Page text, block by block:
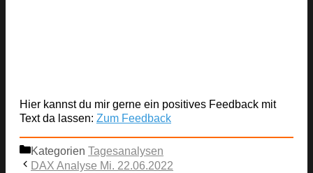
Hier kannst du mir gerne ein positives Feedback mit
Text da lassen: Zum Feedback
Kategorien Tagesanalysen
DAX Analyse Mi. 22.06.2022